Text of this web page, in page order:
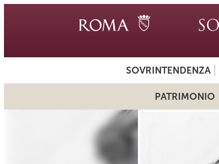
SOVRINTENDENZA
PATRIMONIO